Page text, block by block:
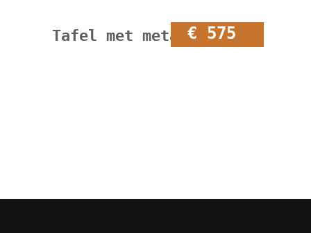
Tafel met metalen frame
€ 575